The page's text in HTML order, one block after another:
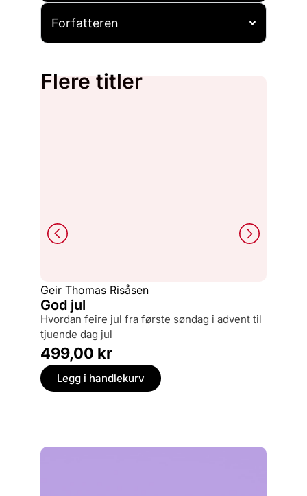
Forfatteren
Flere titler
Geir Thomas Risåsen
God jul
hvordan feire jul fra første søndag i advent til
tjuende dag jul
499,00 kr
Legg i handlekurv